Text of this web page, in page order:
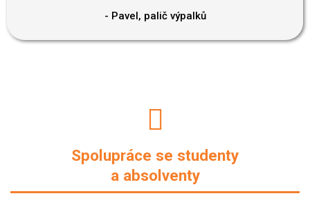
- Pavel, palič výpalků
Spolupráce se studenty
a absolventy